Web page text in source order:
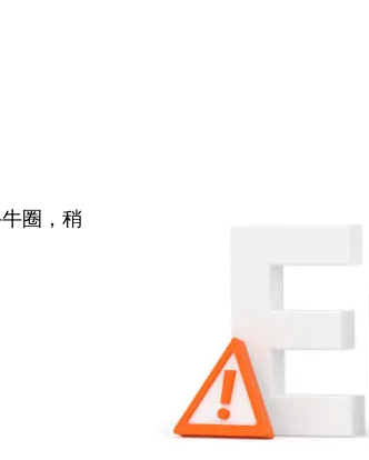
圈，稍